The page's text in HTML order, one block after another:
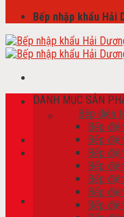
Bếp nhập khẩu
Tìm kiếm:
Giỏ hàng /0₫
Chưa có sản
DANH MỤC SẢN
Bếp điện
Bếp
Bếp
Bếp
Bếp
Bếp
Bếp
Bếp